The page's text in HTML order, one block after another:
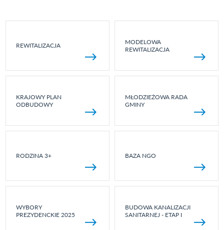
REWITALIZACJA
MODELOWA
REWITALIZACJA
KRAJOWY PLAN
ODBUDOWY
MŁODZIEŻOWA RADA
GMINY
RODZINA 3+ BAZA NGO
WYBORY
PREZYDENCKIE 2025
BUDOWA KANALIZACJI
SANITARNEJ - ETAP I